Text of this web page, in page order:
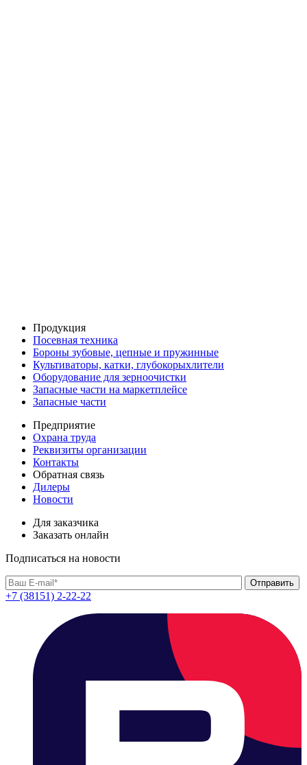
Продукция
Посевная техника
Бороны зубовые, цепные и пружинные
Культиваторы, катки, глубокорыхлители
Оборудование для зерноочистки
Запасные части на маркетплейсе
Запасные части
Предприятие
Охрана труда
Реквизиты организации
Контакты
Обратная связь
Дилеры
Новости
Для заказчика
Заказать онлайн
Подписаться на новости
+7 (38151) 2-22-22